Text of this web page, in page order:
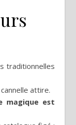
traditionnelles
attire.
magique est